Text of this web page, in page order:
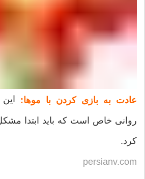
عادت به بازی کردن با موها:
روانی خاص است که باید ابتدا
کرد.
persianv.com